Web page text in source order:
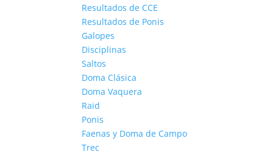
Resultados de CCE
Resultados de Ponis
Galopes
Disciplinas
Saltos
Doma Clásica
Doma Vaquera
Raid
Ponis
Faenas y Doma de Campo
Trec